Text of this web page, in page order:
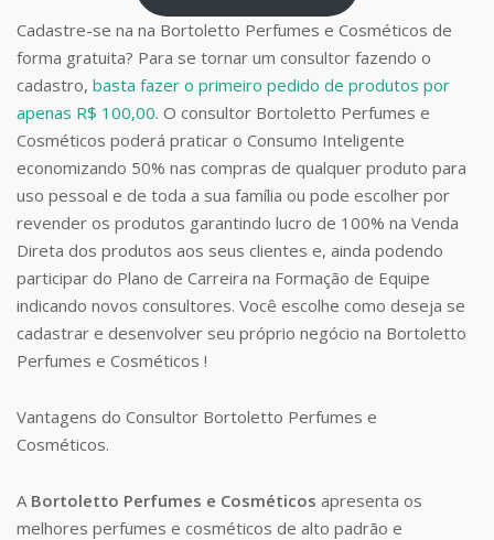
Cadastre-se na na Bortoletto Perfumes e Cosméticos de
forma gratuita? Para se tornar um consultor fazendo o
cadastro, basta fazer o primeiro pedido de produtos por
apenas R$ 100,00. O consultor Bortoletto Perfumes e
Cosméticos poderá praticar o Consumo Inteligente
economizando 50% nas compras de qualquer produto para
uso pessoal e de toda a sua família ou pode escolher por
revender os produtos garantindo lucro de 100% na Venda
Direta dos produtos aos seus clientes e, ainda podendo
participar do Plano de Carreira na Formação de Equipe
indicando novos consultores. Você escolhe como deseja se
cadastrar e desenvolver seu próprio negócio na Bortoletto
Perfumes e Cosméticos !
Vantagens do Consultor Bortoletto Perfumes e
Cosméticos.
A Bortoletto Perfumes e Cosméticos apresenta os
melhores perfumes e cosméticos de alto padrão e